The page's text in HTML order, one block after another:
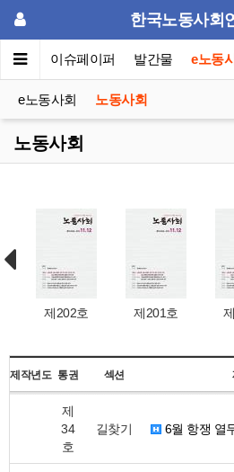
한국노동사회
포럼 이슈페이퍼 발간물 e노동
e노동사회 노동사회
노동사회
제202호 제201호
제작년도 통권 섹션
제
34
호
길찾기 6월 항쟁 열